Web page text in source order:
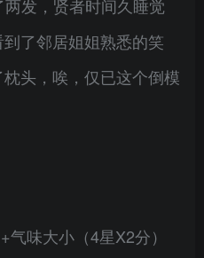
发，贤者时间久睡觉
了邻居姐姐熟悉的笑
头，唉，仅已这个倒模
味大小（4星X2分）